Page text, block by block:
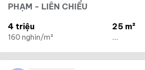
PHẠM - LIÊN CHIỂU
4 triệu
160 nghìn/m²
25 m²
...